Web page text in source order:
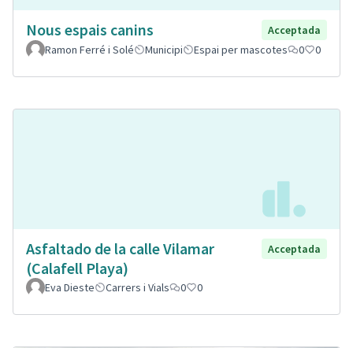
Nous espais canins
Acceptada
Ramon Ferré i Solé
Municipi Espai per mascotes 0 0
Asfaltado de la calle Vilamar
(Calafell Playa)
Acceptada
Eva Dieste Carrers i Vials 0 0